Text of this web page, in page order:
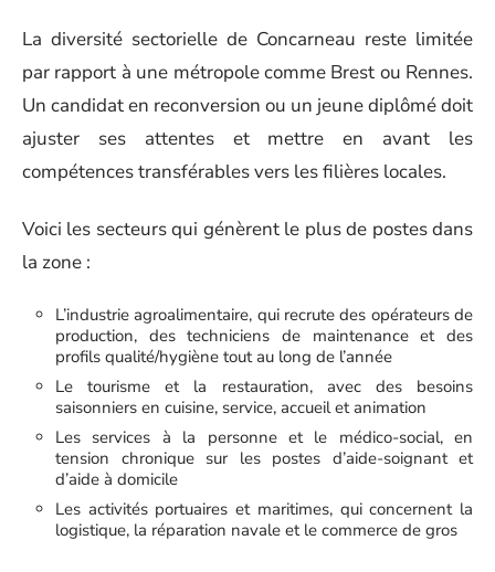
La diversité sectorielle de Concarneau reste limitée
par rapport à une métropole comme Brest ou Rennes.
Un candidat en reconversion ou un jeune diplômé doit
ajuster ses attentes et mettre en avant les
compétences transférables vers les filières locales.
Voici les secteurs qui génèrent le plus de postes dans
la zone :
L’industrie agroalimentaire, qui recrute des opérateurs de
production, des techniciens de maintenance et des
profils qualité/hygiène tout au long de l’année
Le tourisme et la restauration, avec des besoins
saisonniers en cuisine, service, accueil et animation
Les services à la personne et le médico-social, en
tension chronique sur les postes d’aide-soignant et
d’aide à domicile
Les activités portuaires et maritimes, qui concernent la
logistique, la réparation navale et le commerce de gros